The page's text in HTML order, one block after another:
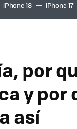
iPhone 18 iPhone 17
por
y por
así